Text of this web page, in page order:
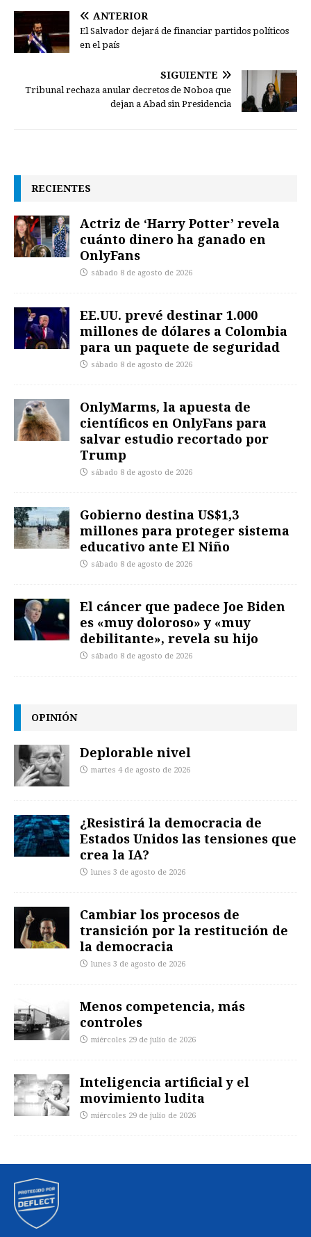
ANTERIOR
El Salvador dejará de financiar partidos políticos
en el país
SIGUIENTE
Tribunal rechaza anular decretos de Noboa que
dejan a Abad sin Presidencia
RECIENTES
Actriz de ‘Harry Potter’ revela
cuánto dinero ha ganado en
OnlyFans
sábado 8 de agosto de 2026
EE.UU. prevé destinar 1.000
millones de dólares a Colombia
para un paquete de seguridad
sábado 8 de agosto de 2026
OnlyMarms, la apuesta de
científicos en OnlyFans para
salvar estudio recortado por
Trump
sábado 8 de agosto de 2026
Gobierno destina US$1,3
millones para proteger sistema
educativo ante El Niño
sábado 8 de agosto de 2026
El cáncer que padece Joe Biden
es «muy doloroso» y «muy
debilitante», revela su hijo
sábado 8 de agosto de 2026
OPINIÓN
Deplorable nivel
martes 4 de agosto de 2026
¿Resistirá la democracia de
Estados Unidos las tensiones que
crea la IA?
lunes 3 de agosto de 2026
Cambiar los procesos de
transición por la restitución de
la democracia
lunes 3 de agosto de 2026
Menos competencia, más
controles
miércoles 29 de julio de 2026
Inteligencia artificial y el
movimiento ludita
miércoles 29 de julio de 2026